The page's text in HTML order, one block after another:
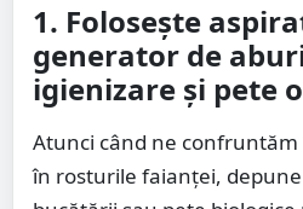
1. Folosește
generator de
igienizare și pete
Atunci când ne
în rosturile faianței,